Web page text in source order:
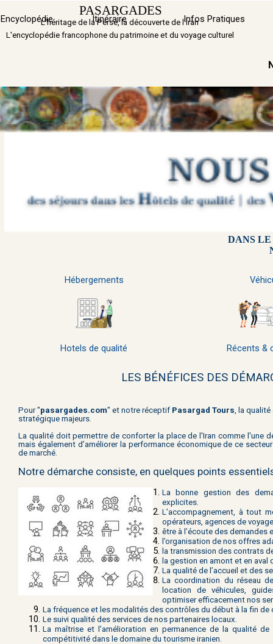
PASARGADES Sauter
Encyclopédie Itinéraire ▼
Infos Pratiques
L'héritage de la Perse, la découverte de l'Iran
L'encyclopédie francophone du patrimoine et du voyage culturel
DANS
Hébergements
Hotels de qualité Récents &
LES BÉNÉFICES DES
Pour "pasargades.com" et notre réceptifPasargad Tours , la
stratégique majeurs.
La qualité doit permettre de conforter la place de l'Iran comme l'une
mais également d’améliorer la performance économique de ce
de marché.
Notre démarche consiste, en quelques points
La bonne gestion des
explicites.
L’accompagnement, à tout
opérateurs, agences de
être à l’écoute des demandes
l’organisation de nos offres
la transmission des contrats
la gestion en amont et en aval
La qualité de l’accueil et des
La coordination du réseau
location de véhicules,
optimiser efficacement nos
La fréquence et les modalités des contrôles du début à la fin de
Le suivi qualité des services de nos partenaires locaux.
La maîtrise et l’amélioration en permanence de la qualité
compétitivité dans le domaine du tourisme iranien.